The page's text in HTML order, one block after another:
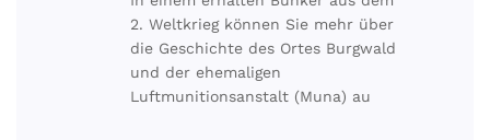
2. Weltkrieg können Sie mehr über
die Geschichte des Ortes Burgwald
und der ehemaligen
Luftmunitionsanstalt (Muna) au